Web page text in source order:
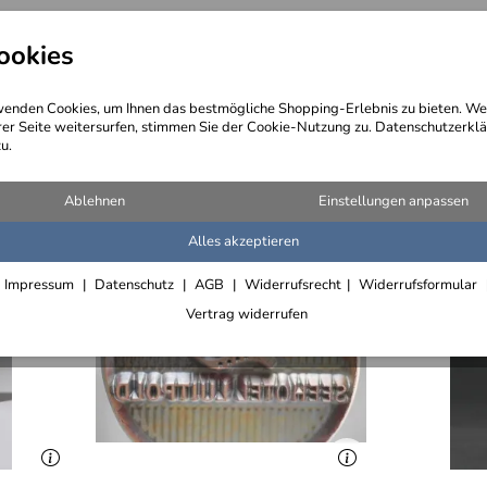
Cookies, um Ihnen das bestmögliche Shopping-Erlebnis zu bieten.
Seite weitersurfen, stimmen Sie der Cookie-Nutzung zu.
Ablehnen Einstellungen anpassen
Alles akzeptieren
Impressum Datenschutz AGB Widerrufsrecht
Widerrufsformular
Vertrag widerrufen
Wegebeschreibung @